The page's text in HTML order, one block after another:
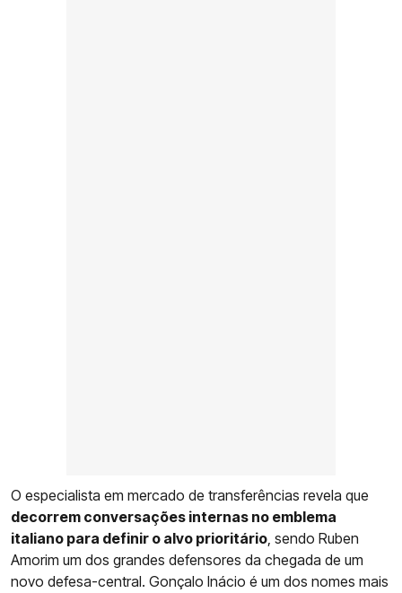
O especialista em mercado de transferências revela que
decorrem conversações internas no emblema
italiano para definir o alvo prioritário, sendo Ruben
Amorim um dos grandes defensores da chegada de um
novo defesa-central. Gonçalo Inácio é um dos nomes mais